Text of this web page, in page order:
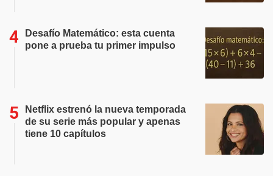
Desafío Matemático: esta cuenta
pone a prueba tu primer impulso
Netflix estrenó la nueva temporada
de su serie más popular y apenas
tiene 10 capítulos